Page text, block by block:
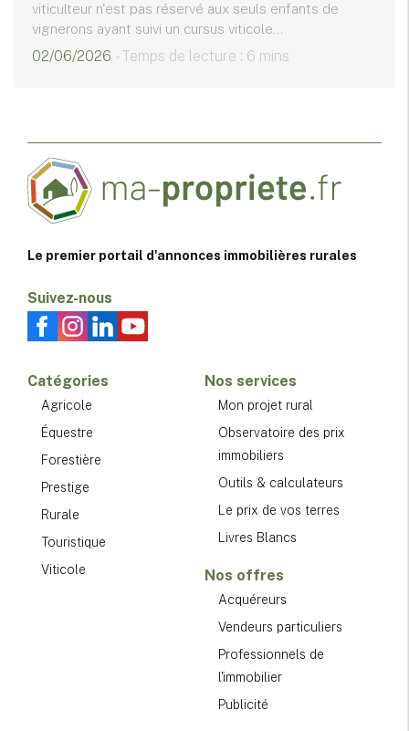
viticulteur n'est pas réservé aux seuls enfants de
vignerons ayant suivi un cursus viticole...
02/06/2026 - Temps de lecture : 6 mins
Le premier portail d'annonces immobilières rurales
Suivez-nous
Catégories
Agricole
Équestre
Forestière
Prestige
Rurale
Touristique
Viticole
Nos services
Mon projet rural
Observatoire des prix
immobiliers
Outils & calculateurs
Le prix de vos terres
Livres Blancs
Nos offres
Acquéreurs
Vendeurs particuliers
Professionnels de
l'immobilier
Publicité